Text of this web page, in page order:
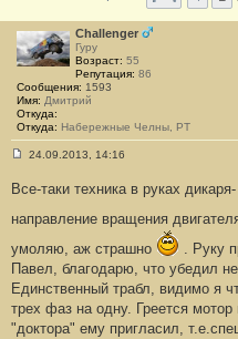
Challenger
Гуру
Возраст: 55
Репутация: 86
Сообщения: 1593
Имя: Дмитрий
Откуда:
Откуда: Набережные Челны, РТ
о
щ
н
и
е
#
1
6
1
24.09.2013, 14:16
Все-таки техника в руках
направление вращения
умоляю, аж страшно
. Руку
Павел, благодарю, что убедил
Единственный трабл, видимо я
трех фаз на одну. Греется
"доктора" ему пригласил,